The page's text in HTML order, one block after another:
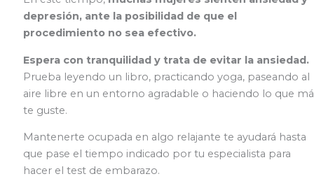
depresión, ante la posibilidad de que el
procedimiento no sea efectivo.
Espera con tranquilidad y trata de evitar la ansiedad.
Prueba leyendo un libro, practicando yoga, paseando al
aire libre en un entorno agradable o haciendo lo que
te guste.
Mantenerte ocupada en algo relajante te ayudará hasta
que pase el tiempo indicado por tu especialista para
hacer el test de embarazo.